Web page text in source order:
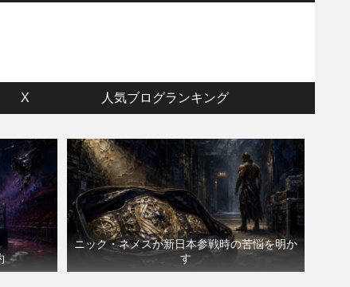
X 人気ブログランキング
ニック・ネメスが新日本参戦時の苦悩を明か
す